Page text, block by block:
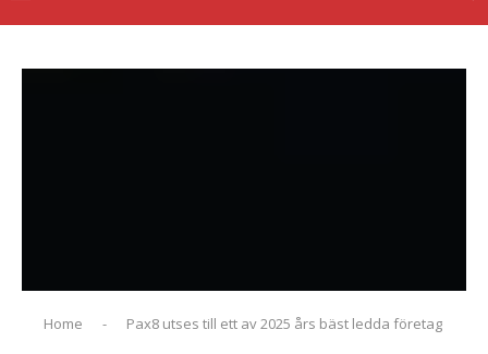
Home - Pax8 utses till ett av 2025 års bäst ledda företag